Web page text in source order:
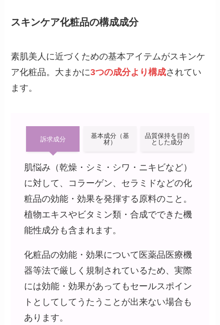
スキンケア化粧品の構成成分
素肌美人に近づくための基本アイテムがスキンケ
ア化粧品。大まかに3つの成分より構成されてい
ます。
訴求成分
基本成分（基
材）
品質保持を目的
とした成分
肌悩み（乾燥・シミ・シワ・ニキビなど）
に対して、コラーゲン、セラミドなどの化
粧品の効能・効果を発揮する原料のこと。
植物エキスやビタミン類・合成でできた機
能性成分も含まれます。
化粧品の効能・効果について医薬品医療機
器等法で厳しく規制されているため、実際
には効能・効果があってもセールスポイン
トとしてしてうたうことが出来ない場合も
あります。